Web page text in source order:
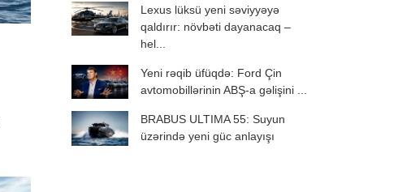
Lexus lüksü yeni səviyyəyə
qaldırır: növbəti dayanacaq –
hel...
Yeni rəqib üfüqdə: Ford Çin
avtomobillərinin ABŞ-a gəlişini ...
BRABUS ULTIMA 55: Suyun
üzərində yeni güc anlayışı